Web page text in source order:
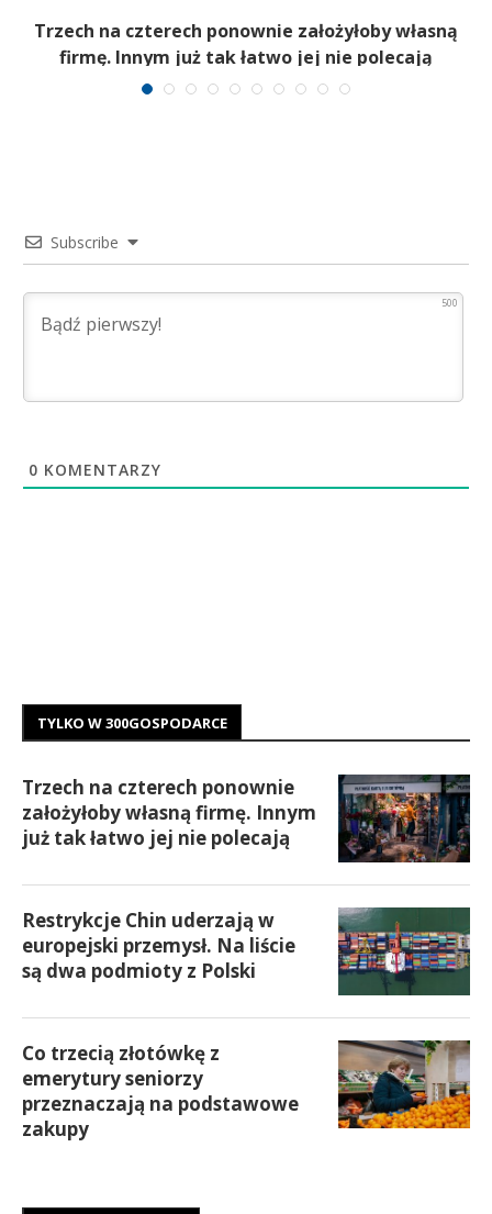
Trzech na czterech ponownie założyłoby własną
firmę. Innym już tak łatwo jej nie polecają
Subscribe
500
0 KOMENTARZY
TYLKO W 300GOSPODARCE
Trzech na czterech ponownie
założyłoby własną firmę. Innym
już tak łatwo jej nie polecają
Restrykcje Chin uderzają w
europejski przemysł. Na liście
są dwa podmioty z Polski
Co trzecią złotówkę z
emerytury seniorzy
przeznaczają na podstawowe
zakupy